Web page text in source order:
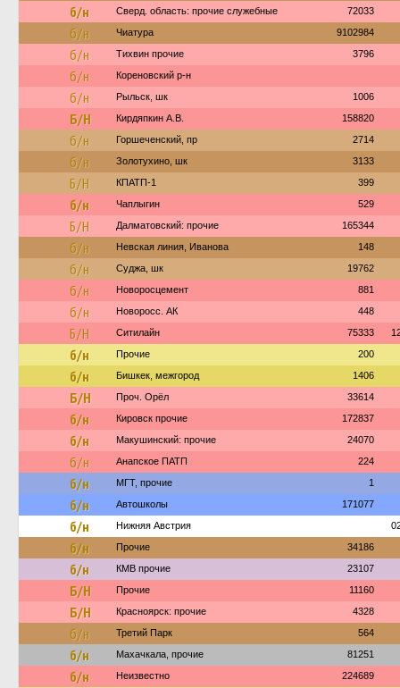
б/н Сверд. область: прочие служебные 72033
б/н Чиатура 9102984
б/н Тихвин прочие 3796
б/н Кореновский р-н
б/н Рыльск, шк 1006
Б/Н Кирдяпкин А.В. 158820
б/н Горшеченский, пр 2714
б/н Золотухино, шк 3133
Б/Н КПАТП-1 399
б/н Чаплыгин 529
Б/Н Далматовский: прочие 165344
б/н Невская линия, Иванова 148
б/н Суджа, шк 19762
б/н Новоросцемент 881
б/н Новоросс. АК 448
Б/Н Ситилайн 75333
б/н Прочие 200
б/н Бишкек, межгород 1406
Б/Н Проч. Орёл 33614
б/н Кировск прочие 172837
б/н Макушинский: прочие 24070
б/н Анапское ПАТП 224
б/н МГТ, прочие 1
б/н Автошколы 171077
б/н Нижняя Австрия
б/н Прочие 34186
б/н КМВ прочие 23107
Б/Н Прочие 11160
Б/Н Красноярск: прочие 4328
б/н Третий Парк 564
б/н Махачкала, прочие 81251
б/н Неизвестно 224689